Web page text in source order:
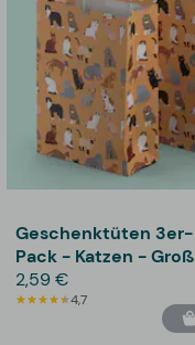
Geschenktüten 3er-
Pack - Katzen - Groß
2,59 €
4,7